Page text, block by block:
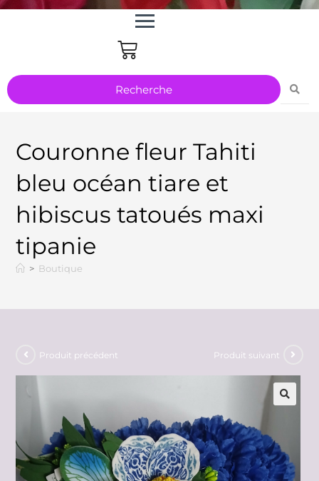
Couronne fleur Tahiti
bleu océan tiare et
hibiscus tatoués maxi
tipanie
> Boutique
Produit précédent Produit suivant